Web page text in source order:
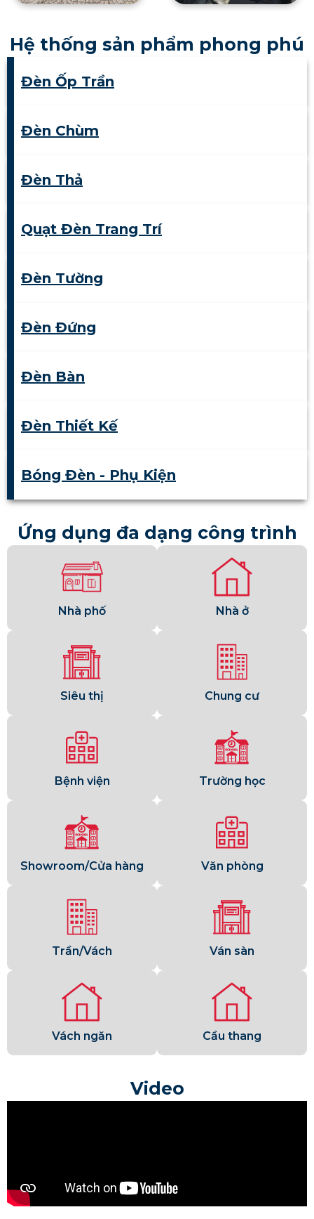
Hệ thống sản phẩm phong phú
Đèn Ốp Trần
Đèn Chùm
Đèn Thả
Quạt Đèn Trang Trí
Đèn Tường
Đèn Đứng
Đèn Bàn
Đèn Thiết Kế
Bóng Đèn - Phụ Kiện
Ứng dụng đa dạng công trình
Nhà phố Nhà ở
Siêu thị Chung cư
Bệnh viện Trường học
Showroom/Cửa hàng Văn phòng
Trần/Vách Ván sàn
Vách ngăn Cầu thang
Video